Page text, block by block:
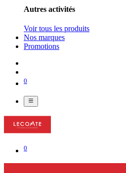
Autres activités
Voir tous les produits
Nos marques
Promotions
0
0